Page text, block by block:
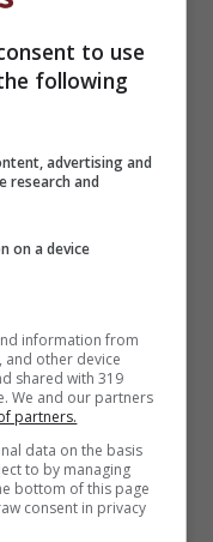
e che ogni anno
e che
super
di essere
dei passanti.
ad una famiglia
in visita al
la donna,
è stata
qui, per una
la
nome di Napoli
accadere
zone, dato che è
turistica, ed
to use
following
advertising and
research and
on a device
information from
and other device
shared with 319
We and our partners
partners.
data on the basis
to by managing
bottom of this page
consent in privacy